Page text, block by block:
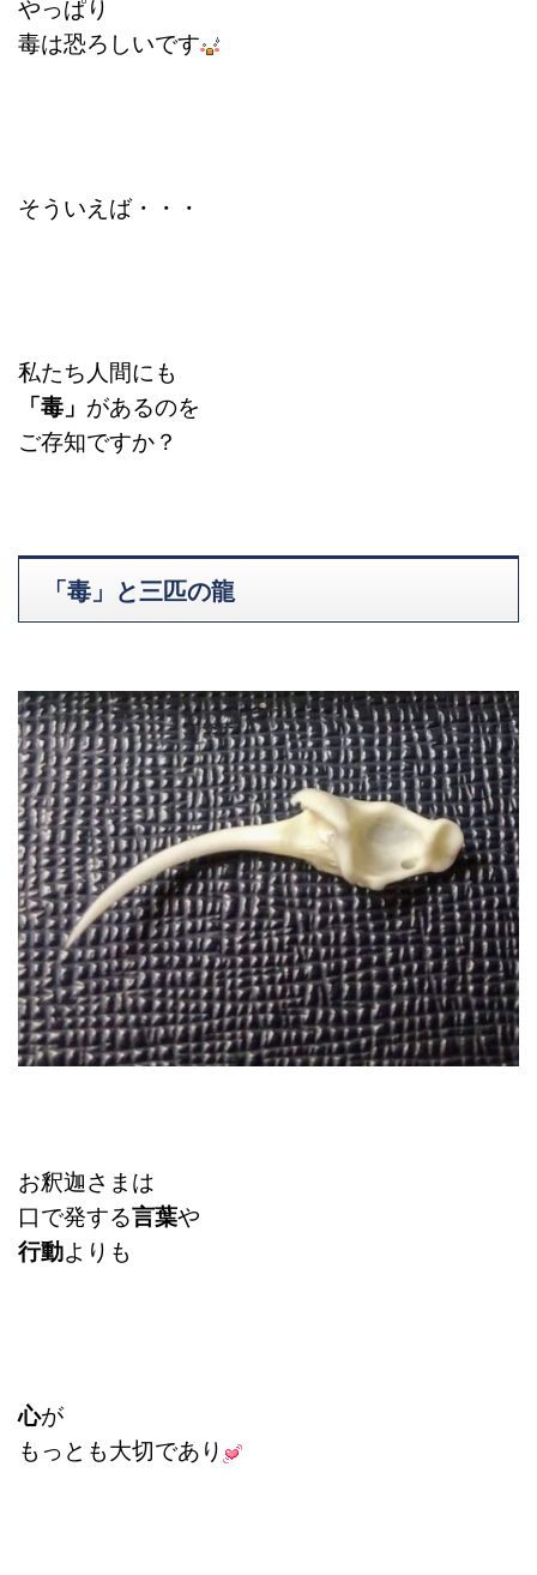
やっぱり
毒は恐ろしいです
そういえば・・・
私たち人間にも
「毒」 があるのを
ご存知ですか？
「毒」と三匹の龍
お釈迦さまは
口で発する言葉や
行動よりも
心が
もっとも大切であり